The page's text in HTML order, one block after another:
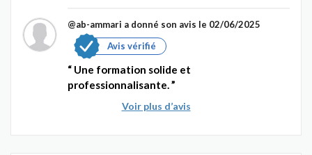
@ab-ammari a donné son avis le 02/06/2025
Avis vérifié
Une formation solide et
professionnalisante.
Voir plus d’avis